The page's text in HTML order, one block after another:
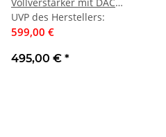
Tuner | Neu
UVP des Herstellers:
599,00 €
495,00 € *